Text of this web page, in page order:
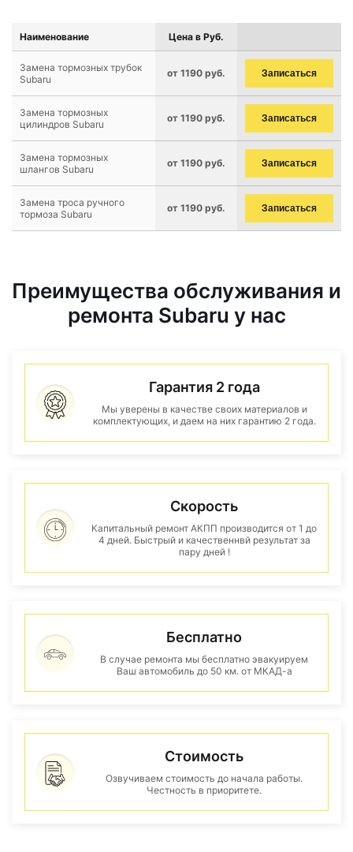
Наименование Цена в Руб.
Замена тормозных трубок
Subaru
от 1190 руб. Записаться
Замена тормозных
цилиндров Subaru
от 1190 руб. Записаться
Замена тормозных
шлангов Subaru
от 1190 руб. Записаться
Замена троса ручного
тормоза Subaru
от 1190 руб. Записаться
Преимущества обслуживания и
ремонта Subaru у нас
Гарантия 2 года
Мы уверены в качестве своих материалов и
комплектующих, и даем на них гарантию 2 года.
Скорость
Капитальный ремонт АКПП производится от 1 до
4 дней. Быстрый и качественнвй результат за
пару дней !
Бесплатно
В случае ремонта мы бесплатно эвакуируем
Ваш автомобиль до 50 км. от МКАД-а
Стоимость
Озвучиваем стоимость до начала работы.
Честность в приоритете.